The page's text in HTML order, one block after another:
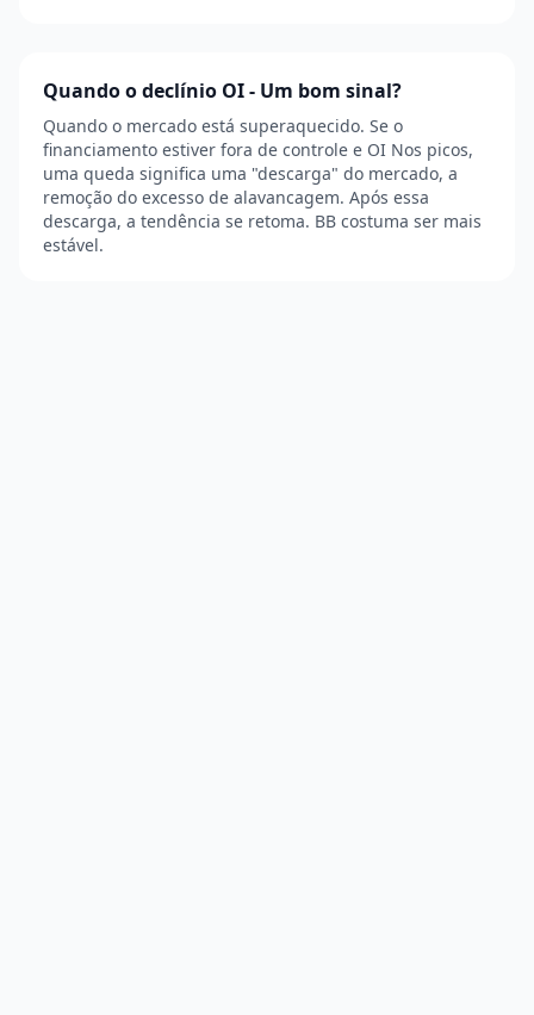
Quando o declínio OI - Um bom sinal?
Quando o mercado está superaquecido. Se o
financiamento estiver fora de controle e OI Nos picos,
uma queda significa uma "descarga" do mercado, a
remoção do excesso de alavancagem. Após essa
descarga, a tendência se retoma. BB costuma ser mais
estável.